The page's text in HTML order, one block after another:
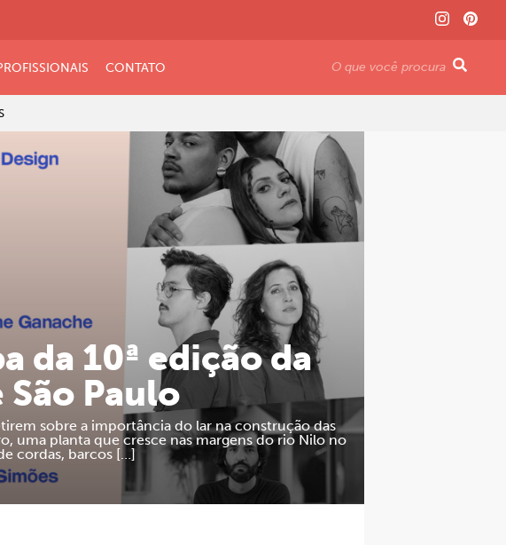
CONTATO
da 10ª edição da
São Paulo
sobre a importância do lar na construção das
uma planta que cresce nas margens do rio Nilo no
cordas, barcos […]